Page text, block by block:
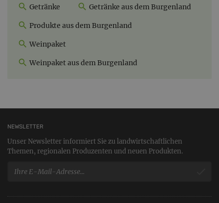
Getränke Getränke aus dem Burgenland
Produkte aus dem Burgenland
Weinpaket
Weinpaket aus dem Burgenland
NEWSLETTER
Unser Newsletter informiert Sie zu landwirtschaftlichen
Themen, regionalen Produzenten und neuen Produkten.